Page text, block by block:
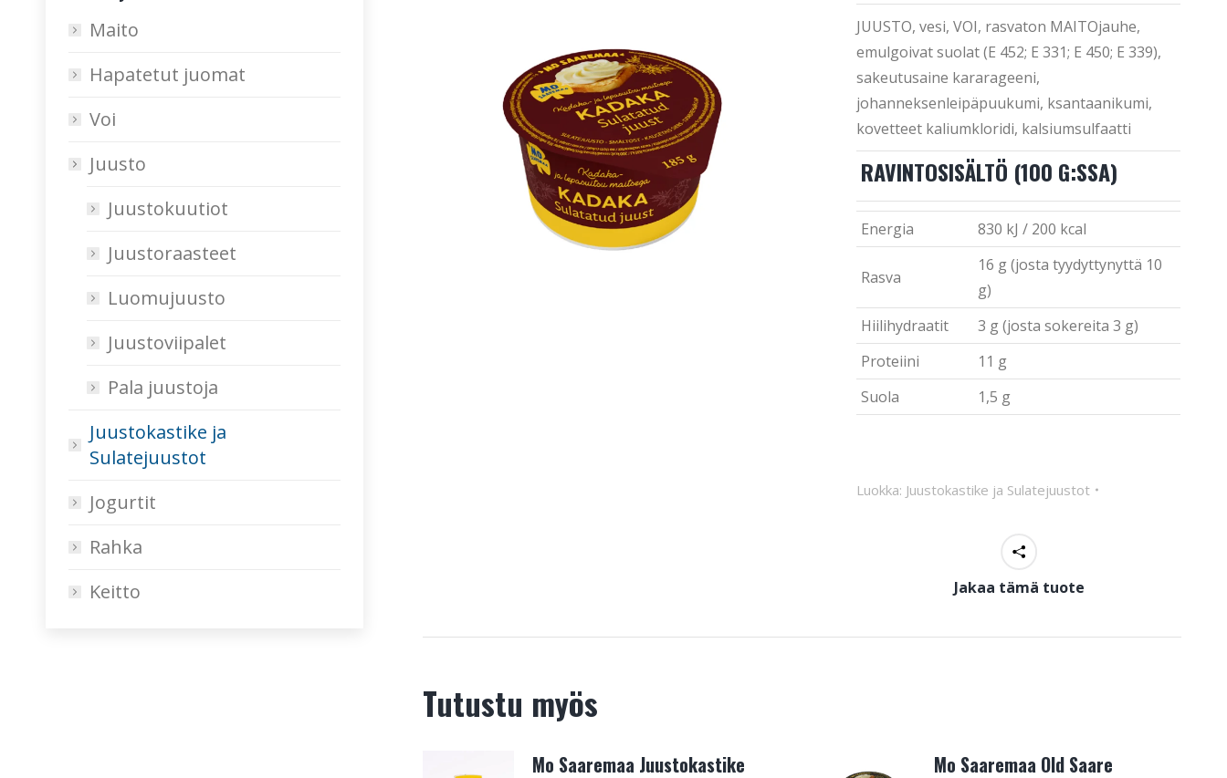
JUUSTO, vesi, VOI, rasvaton MAITOjauhe,
emulgoivat suolat (E 452; E 331; E 450; E 339),
sakeutusaine kararageeni,
johanneksenleipäpuukumi, ksantaanikumi,
kovetteet kaliumkloridi, kalsiumsulfaatti
RAVINTOSISÄLTÖ (100 G:SSA)
Energia 830 kJ / 200 kcal
Rasva
16 g (josta tyydyttynyttä 10
g)
Hiilihydraatit
3 g (josta sokereita 3 g)
Proteiini
11 g
Suola
1,5 g
Luokka: Juustokastike ja Sulatejuustot
Jakaa tämä tuote
Tutustu myös
Mo Saaremaa Juustokastike
Mo Saaremaa Old Saare
Maito
Hapatetut juomat
Voi
Juusto
Juustokuutiot
Juustoraasteet
Luomujuusto
Juustoviipalet
Pala juustoja
Juustokastike ja
Sulatejuustot
Jogurtit
Rahka
Keitto